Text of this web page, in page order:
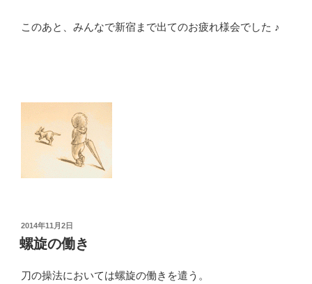
このあと、みんなで新宿まで出てのお疲れ様会でした ♪
投
稿
日:
2014年11月2日
螺旋の働き
刀の操法においては螺旋の働きを遣う。